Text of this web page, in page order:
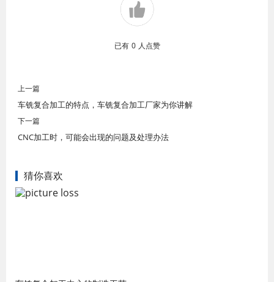
已有 0 人点赞
上一篇
车铣复合加工的特点，车铣复合加工厂家为你讲解
下一篇
CNC加工时，可能会出现的问题及处理办法
猜你喜欢